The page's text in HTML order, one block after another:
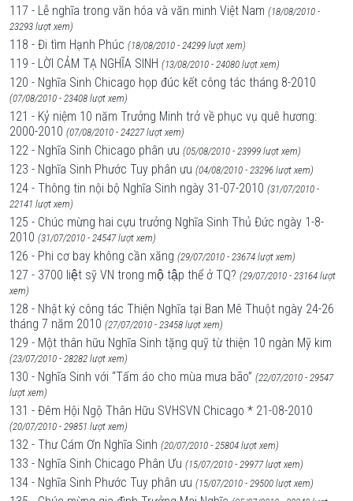
117 - Lễ nghĩa trong văn hóa và văn minh Việt Nam (18/08/2010 -
23293 lượt xem)
118 - Đi tìm Hạnh Phúc (18/08/2010 - 24299 lượt xem)
119 - LỜI CẢM TẠ NGHĨA SINH (13/08/2010 - 24080 lượt xem)
120 - Nghĩa Sinh Chicago họp đúc kết công tác tháng 8-2010
(07/08/2010 - 23408 lượt xem)
121 - Kỷ niệm 10 năm Trưởng Minh trở về phục vụ quê hương:
2000-2010 (07/08/2010 - 24227 lượt xem)
122 - Nghĩa Sinh Chicago phân ưu (05/08/2010 - 23999 lượt xem)
123 - Nghĩa Sinh Phước Tuy phân ưu (04/08/2010 - 23296 lượt xem)
124 - Thông tin nội bộ Nghĩa Sinh ngày 31-07-2010 (31/07/2010 -
22141 lượt xem)
125 - Chúc mừng hai cựu trưởng Nghĩa Sinh Thủ Đức ngày 1-8-
2010 (31/07/2010 - 24547 lượt xem)
126 - Phi cơ bay không cần xăng (29/07/2010 - 23674 lượt xem)
127 - 3700 liệt sỹ VN trong mộ tập thể ở TQ? (29/07/2010 - 23164 lượt
xem)
128 - Nhật ký công tác Thiện Nghĩa tại Ban Mê Thuột ngày 24-26
tháng 7 năm 2010 (27/07/2010 - 23458 lượt xem)
129 - Một thân hữu Nghĩa Sinh tặng quỹ từ thiện 10 ngàn Mỹ kim
(23/07/2010 - 28282 lượt xem)
130 - Nghĩa Sinh với “Tấm áo cho mùa mưa bão” (22/07/2010 - 29547
lượt xem)
131 - Đêm Hội Ngộ Thân Hữu SVHSVN Chicago * 21-08-2010
(20/07/2010 - 29851 lượt xem)
132 - Thư Cám Ơn Nghĩa Sinh (20/07/2010 - 25804 lượt xem)
133 - Nghĩa Sinh Chicago Phân Ưu (15/07/2010 - 29977 lượt xem)
134 - Nghĩa Sinh Phước Tuy phân ưu (15/07/2010 - 29500 lượt xem)